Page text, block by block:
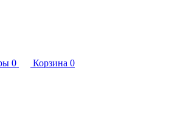
0 Корзина 0